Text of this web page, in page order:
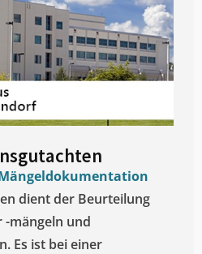
dient der Beurteilung
-mängeln und
Es ist bei einer